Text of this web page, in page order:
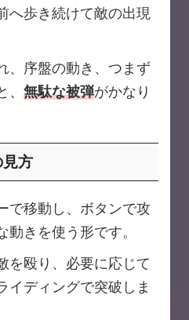
へ歩き続けて敵の出現
、序盤の動き、つまず
無駄な被弾がかなり
方
で移動し、ボタンで攻
きを使う形です。
を殴り、必要に応じて
イディングで突破しま